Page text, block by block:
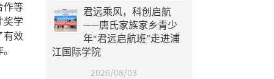
作等
奖学
有效
君远乘风，科创启航
——唐氏家族家乡青少
年“君远启航班”走进浦
江国际学院
2026/08/03